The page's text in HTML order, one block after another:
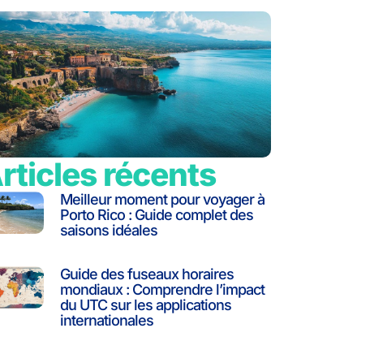
récents
Meilleur moment pour voyager à
Porto Rico : Guide complet des
saisons idéales
Guide des fuseaux horaires
mondiaux : Comprendre l’impact
du UTC sur les applications
internationales